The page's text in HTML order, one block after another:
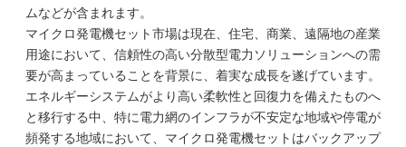
ムなどが含まれます。
マイクロ発電機セット市場は現在、住宅、商業、遠隔地の産業
用途において、信頼性の高い分散型電力ソリューションへの需
要が高まっていることを背景に、着実な成長を遂げています。
エネルギーシステムがより高い柔軟性と回復力を備えたものへ
と移行する中、特に電力網のインフラが不安定な地域や停電が
頻発する地域において、マイクロ発電機セットはバックアップ